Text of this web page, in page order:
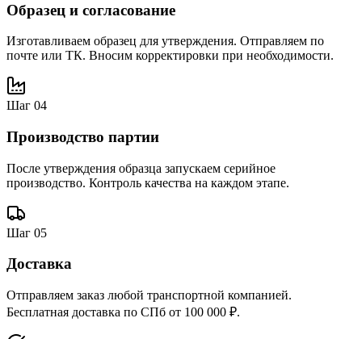
Образец и согласование
Изготавливаем образец для утверждения. Отправляем по
почте или ТК. Вносим корректировки при необходимости.
Шаг 04
Производство партии
После утверждения образца запускаем серийное
производство. Контроль качества на каждом этапе.
Шаг 05
Доставка
Отправляем заказ любой транспортной компанией.
Бесплатная доставка по СПб от 100 000 ₽.